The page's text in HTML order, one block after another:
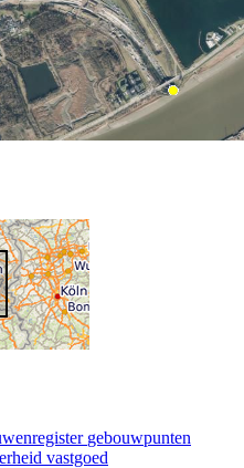
gebouwpunten
vastgoed